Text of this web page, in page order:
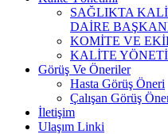
SAĞLIKTA
DAİRE
KOMİTE VE
KALİTE
Görüş Ve Öneriler
Hasta Görüş Öneri
Çalışan Görüş
İletişim
Ulaşım Linki